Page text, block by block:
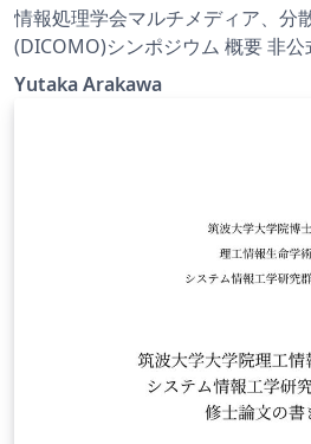
情報処理学会マルチメディア、分
(DICOMO)シンポジウム 概要 非公
https://dicomo.org/ Unofficial Japanese Abstract
Yutaka Arakawa